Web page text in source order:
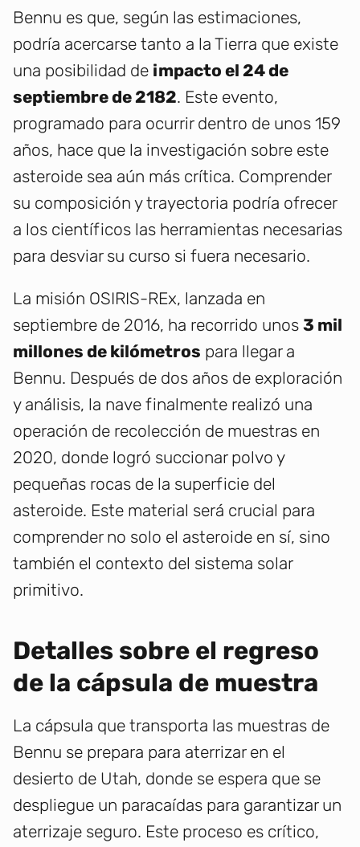
Bennu es que, según las estimaciones,
podría acercarse tanto a la Tierra que existe
una posibilidad de impacto el 24 de
septiembre de 2182. Este evento,
programado para ocurrir dentro de unos 159
años, hace que la investigación sobre este
asteroide sea aún más crítica. Comprender
su composición y trayectoria podría ofrecer
a los científicos las herramientas necesarias
para desviar su curso si fuera necesario.
La misión OSIRIS-REx, lanzada en
septiembre de 2016, ha recorrido unos 3 mil
millones de kilómetros para llegar a
Bennu. Después de dos años de exploración
y análisis, la nave finalmente realizó una
operación de recolección de muestras en
2020, donde logró succionar polvo y
pequeñas rocas de la superficie del
asteroide. Este material será crucial para
comprender no solo el asteroide en sí, sino
también el contexto del sistema solar
primitivo.
Detalles sobre el regreso
de la cápsula de muestra
La cápsula que transporta las muestras de
Bennu se prepara para aterrizar en el
desierto de Utah, donde se espera que se
despliegue un paracaídas para garantizar un
aterrizaje seguro. Este proceso es crítico,